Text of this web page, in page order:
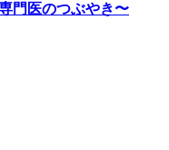
門医のつぶやき〜